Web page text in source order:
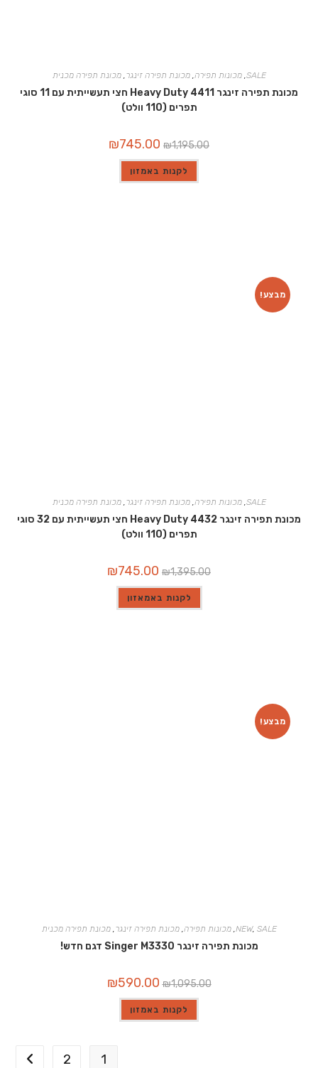
SALE
,מכונות תפירה ,מכונת תפירה זינגר ,מכונת תפירה מכנית
מכונת תפירה זינגר 4411 Heavy Duty חצי תעשייתית עם 11 סוגי
תפרים (110 וולט)
₪1,195.00
המחיר
המקורי
היה:
₪1,195.00.
₪745.00
לקנות באמזון
מבצע!
SALE
,מכונות תפירה,מכונת תפירה זינגר,מכונת תפירה מכנית
מכונת תפירה זינגר 4432 Heavy Duty חצי תעשייתית עם 32 סוגי
תפרים (110 וולט)
₪1,395.00
המחיר
המקורי
היה:
₪1,395.00.
₪745.00
לקנות באמאזון
מבצע!
NEW, SALE
,מכונות תפירה,מכונת תפירה זינגר,מכונת תפירה מכנית
מכונת תפירה זינגר Singer M3330 דגם חדש!
₪1,095.00
המחיר
המקורי
היה:
₪1,095.00.
₪590.00
לקנות באמזון
1
2